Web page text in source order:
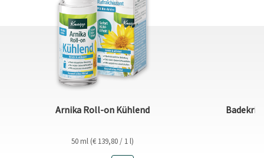
Arnika Roll-on Kühlend
50 ml (€ 139,80 / 1 l)